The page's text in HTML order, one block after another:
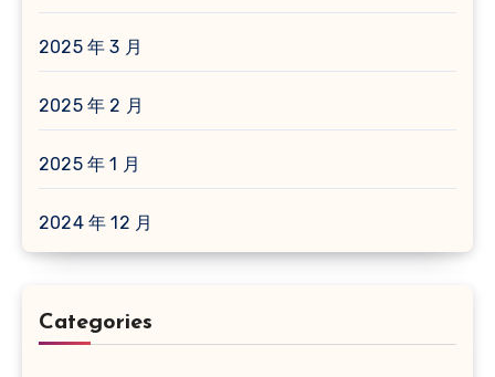
2025 年 3 月
2025 年 2 月
2025 年 1 月
2024 年 12 月
Categories